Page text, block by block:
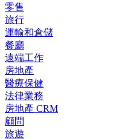
零售
旅行
運輸和倉儲
餐廳
遠端工作
房地產
醫療保健
法律業務
房地產 CRM
顧問
旅遊